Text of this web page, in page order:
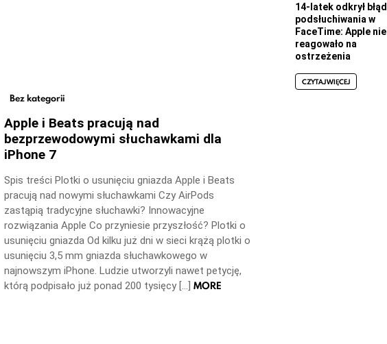
Bez kategorii
Apple i Beats pracują nad
bezprzewodowymi słuchawkami dla
iPhone 7
Spis treści Plotki o usunięciu gniazda Apple i Beats
pracują nad nowymi słuchawkami Czy AirPods
zastąpią tradycyjne słuchawki? Innowacyjne
rozwiązania Apple Co przyniesie przyszłość? Plotki o
usunięciu gniazda Od kilku już dni w sieci krążą plotki o
usunięciu 3,5 mm gniazda słuchawkowego w
najnowszym iPhone. Ludzie utworzyli nawet petycję,
którą podpisało już ponad 200 tysięcy […] MORE
14-latek odkrył błąd
podsłuchiwania w
FaceTime: Apple nie
reagowało na
ostrzeżenia
CZYTAJ WIĘCEJ